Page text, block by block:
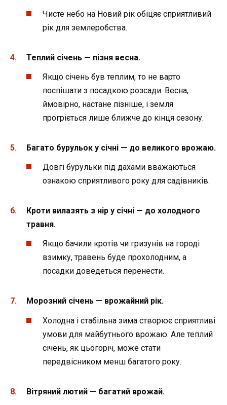
Чисте небо на Новий рік обіцяє сприятливий
рік для землеробства.
Теплий січень — пізня весна.
Якщо січень був теплим, то не варто
поспішати з посадкою розсади. Весна,
ймовірно, настане пізніше, і земля
прогріється лише ближче до кінця сезону.
Багато бурульок у січні — до великого врожаю.
Довгі бурульки під дахами вважаються
ознакою сприятливого року для садівників.
Кроти вилазять з нір у січні — до холодного
травня.
Якщо бачили кротів чи гризунів на городі
взимку, травень буде прохолодним, а
посадки доведеться перенести.
Морозний січень — врожайний рік.
Холодна і стабільна зима створює сприятливі
умови для майбутнього врожаю. Але теплий
січень, як цьогоріч, може стати
передвісником менш багатого року.
Вітряний лютий — багатий врожай.